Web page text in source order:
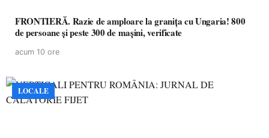
FRONTIERĂ. Razie de amploare la granița cu Ungaria! 800
de persoane și peste 300 de mașini, verificate
acum 10 ore
LOCALE